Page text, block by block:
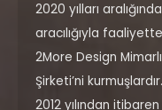
2020 yılları
aracılığıyla
2More Design
Şirketi’ni kurmuşlardır.
2012 yılından